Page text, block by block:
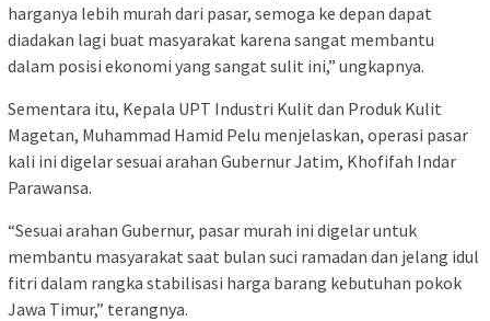
harganya lebih murah dari pasar, semoga ke depan dapat
diadakan lagi buat masyarakat karena sangat membantu
dalam posisi ekonomi yang sangat sulit ini,” ungkapnya.
Sementara itu, Kepala UPT Industri Kulit dan Produk Kulit
Magetan, Muhammad Hamid Pelu menjelaskan, operasi pasar
kali ini digelar sesuai arahan Gubernur Jatim, Khofifah Indar
Parawansa.
“Sesuai arahan Gubernur, pasar murah ini digelar untuk
membantu masyarakat saat bulan suci ramadan dan jelang idul
fitri dalam rangka stabilisasi harga barang kebutuhan pokok
Jawa Timur,” terangnya.